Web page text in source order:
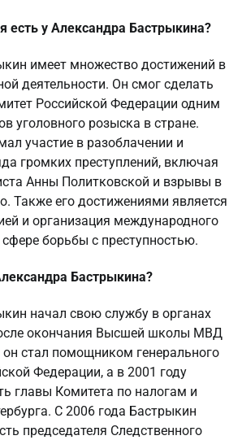
есть у Александра Бастрыкина?
имеет множество достижений в
деятельности. Он смог сделать
Российской Федерации одним
уголовного розыска в стране.
участие в разоблачении и
громких преступлений, включая
Анны Политковской и взрывы в
Также его достижениями является
и организация международного
борьбы с преступностью.
Бастрыкина?
начал свою службу в органах
окончания Высшей школы МВД
стал помощником генерального
Федерации, а в 2001 году
главы Комитета по налогам и
С 2006 года Бастрыкин
председателя Следственного